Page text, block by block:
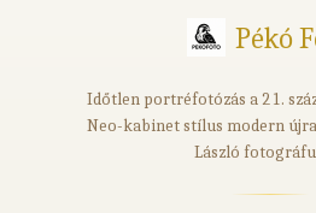
Pékó
Időtlen portréfotózás a 21.
Neo-kabinet stílus modern
László